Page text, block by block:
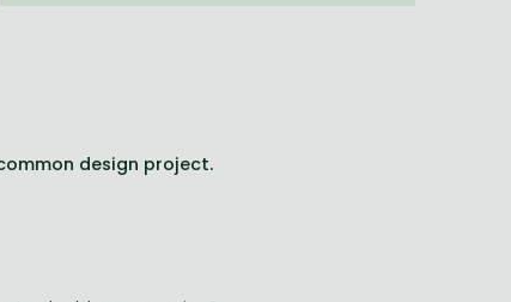
design project.